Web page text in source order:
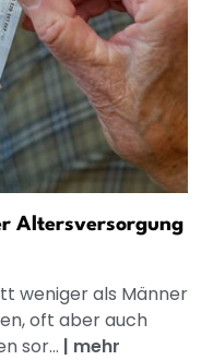
Altersversorgung
weniger als Männer
oft aber auch
sor... | mehr